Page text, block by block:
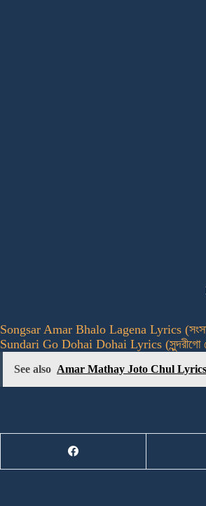
Songsar Amar Bhalo Lagena Lyrics
Sundari Go Dohai Dohai Lyrics (সুন্দরীগো
See also Amar Mathay Joto Chul Lyrics